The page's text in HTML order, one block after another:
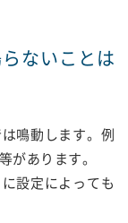
ないことは
鳴動します。例
があります。
設定によっても